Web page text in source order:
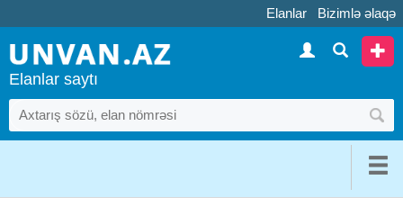
Elanlar Bizimlə əlaqə
Elanlar saytı